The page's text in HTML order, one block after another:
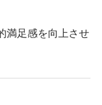
満足感を向上させ